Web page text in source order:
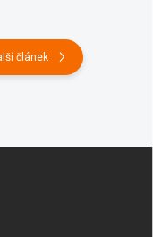
článek